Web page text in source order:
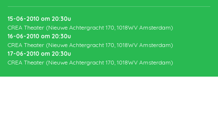
15-06-2010 om 20:30u
CREA Theater (Nieuwe Achtergracht 170, 1018WV Amsterdam)
16-06-2010 om 20:30u
CREA Theater (Nieuwe Achtergracht 170, 1018WV Amsterdam)
17-06-2010 om 20:30u
CREA Theater (Nieuwe Achtergracht 170, 1018WV Amsterdam)